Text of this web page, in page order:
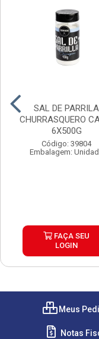
SAL DE PARRILA
CHURRASQUERO
6X500G
Código: 39804
Embalagem:
FAÇA SEU
LOGIN
Meus
Notas